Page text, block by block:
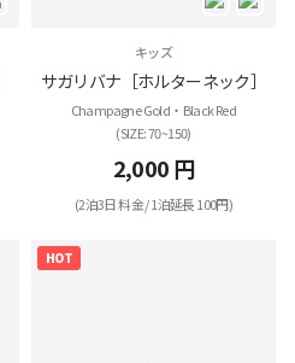
キッズ
サガリバナ［ホルターネック］
Champagne Gold・Black Red
(SIZE: 70~150)
2,000 円
(2泊3日 料金 / 1泊延長 100円)
HOT